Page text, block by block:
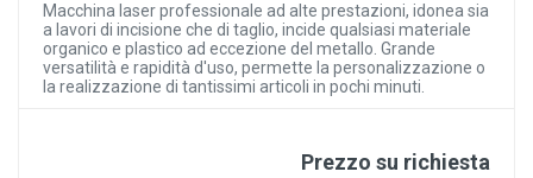
Macchina laser professionale ad alte prestazioni, idonea sia
a lavori di incisione che di taglio, incide qualsiasi materiale
organico e plastico ad eccezione del metallo. Grande
versatilità e rapidità d'uso, permette la personalizzazione o
la realizzazione di tantissimi articoli in pochi minuti.
Prezzo su richiesta